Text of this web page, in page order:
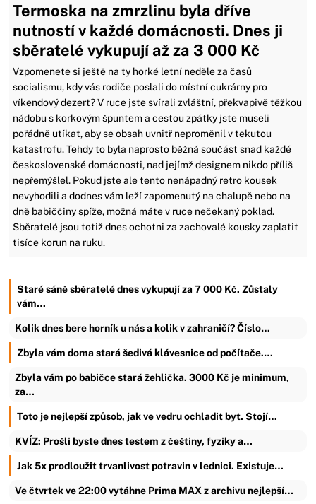
Termoska na zmrzlinu byla dříve
nutností v každé domácnosti. Dnes ji
sběratelé vykupují až za 3 000 Kč
Vzpomenete si ještě na ty horké letní neděle za časů
socialismu, kdy vás rodiče poslali do místní cukrárny pro
víkendový dezert? V ruce jste svírali zvláštní, překvapivě těžkou
nádobu s korkovým špuntem a cestou zpátky jste museli
pořádně utíkat, aby se obsah uvnitř neproměnil v tekutou
katastrofu. Tehdy to byla naprosto běžná součást snad každé
československé domácnosti, nad jejímž designem nikdo příliš
nepřemýšlel. Pokud jste ale tento nenápadný retro kousek
nevyhodili a dodnes vám leží zapomenutý na chalupě nebo na
dně babiččiny spíže, možná máte v ruce nečekaný poklad.
Sběratelé jsou totiž dnes ochotni za zachovalé kousky zaplatit
tisíce korun na ruku.
Staré sáně sběratelé dnes vykupují za 7 000 Kč. Zůstaly
vám…
Kolik dnes bere horník u nás a kolik v zahraničí? Číslo…
Zbyla vám doma stará šedivá klávesnice od počítače.…
Zbyla vám po babičce stará žehlička. 3000 Kč je minimum,
za…
Toto je nejlepší způsob, jak ve vedru ochladit byt. Stojí…
KVÍZ: Prošli byste dnes testem z češtiny, fyziky a…
Jak 5x prodloužit trvanlivost potravin v lednici. Existuje…
Ve čtvrtek ve 22:00 vytáhne Prima MAX z archivu nejlepší…